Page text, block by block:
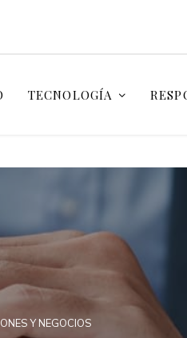
TECNOLOGÍA
Y NEGOCIOS